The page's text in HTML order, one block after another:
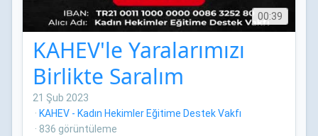
00:39
KAHEV'le Yaralarımızı
Birlikte Saralım
21 Şub 2023
· KAHEV - Kadın Hekimler Eğitime Destek Vakfı
· 836 görüntüleme